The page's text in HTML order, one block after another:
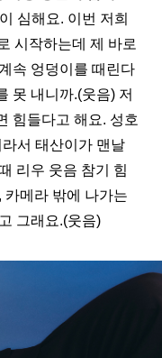
심해요. 이번 저희
시작하는데 제 바로
속 엉덩이를 때린다
못 내니까.(웃음) 저
힘들다고 해요. 성호
라서 태산이가 맨날
리우 웃음 참기 힘
카메라 밖에 나가는
그래요.(웃음)